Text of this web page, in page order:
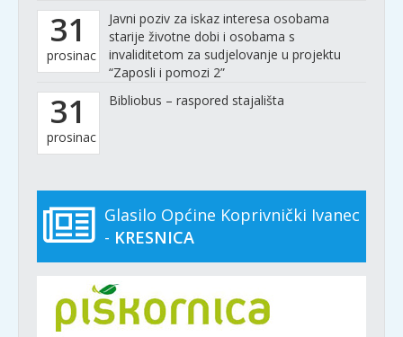
31
prosinac
Javni poziv za iskaz interesa osobama
starije životne dobi i osobama s
invaliditetom za sudjelovanje u projektu
“Zaposli i pomozi 2”
31
prosinac
Bibliobus – raspored stajališta
Glasilo Općine Koprivnički Ivanec
- KRESNICA